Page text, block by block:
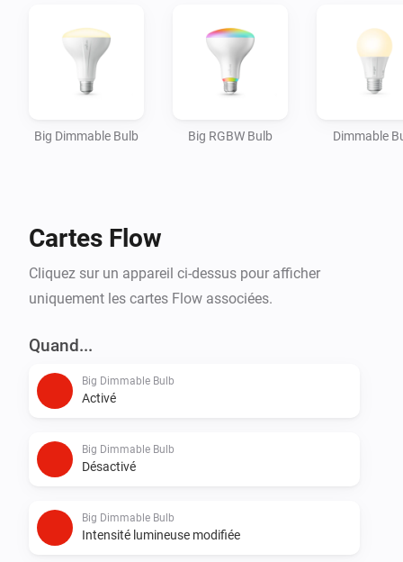
Big Dimmable Bulb Big RGBW Bulb Dimmable
Cartes Flow
Cliquez sur un appareil ci-dessus pour afficher
uniquement les cartes Flow associées.
Quand...
Big Dimmable Bulb
Activé
Big Dimmable Bulb
Désactivé
Big Dimmable Bulb
Intensité lumineuse modifiée